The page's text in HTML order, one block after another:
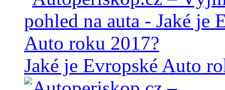
Jaké je Evropské Auto